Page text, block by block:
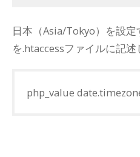
日本（Asia/Tokyo）を設
を.htaccessファイルに記述
php_value